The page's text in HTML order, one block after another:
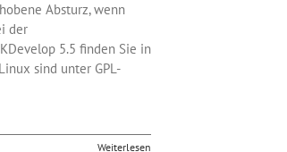
Absturz, wenn
der
5.5 finden Sie in
sind unter GPL-
Weiterlesen